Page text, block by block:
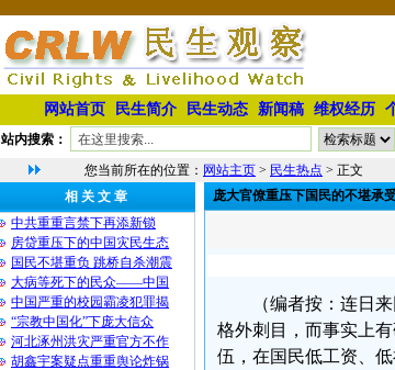
网站首页 民生简介 民生动态 新闻稿 维权经历
站内搜索：
您当前所在的位置： 网站主页 > 民生热点 > 正文
相 关 文 章
中共重重言禁下再添新锁
房贷重压下的中国灾民生态
国民不堪重负 跳桥自杀潮震
大病等死下的民众——中国
中国严重的校园霸凌犯罪揭
“宗教中国化”下庞大信众
河北涿州洪灾严重官方不作
胡鑫宇案疑点重重舆论炸锅
庞大官僚重压下国民的不堪承
（编者按：连日
格外刺目，而事实上
伍，在国民低工资、